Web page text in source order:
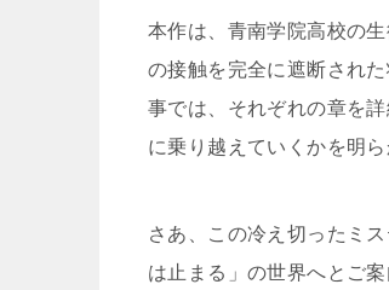
本作は、青南学院高校の
の接触を完全に遮断され
事では、それぞれの章を
に乗り越えていくかを明ら
さあ、この冷え切ったミ
は止まる」の世界へとご案